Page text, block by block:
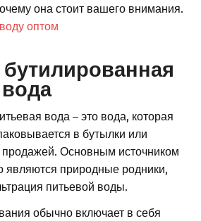
она стоит вашего внимания.
оптом
бутилированная
вода – это вода, которая
в бутылки или
Основным источником
являются природные родники,
питьевой воды.
обычно включает в себя